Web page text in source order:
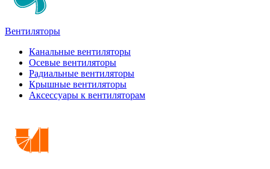
Вентиляторы
Канальные вентиляторы
Осевые вентиляторы
Радиальные вентиляторы
Крышные вентиляторы
Аксессуары к вентиляторам